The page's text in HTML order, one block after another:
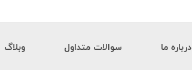
درباره ما سوالات متداول وبلاگ